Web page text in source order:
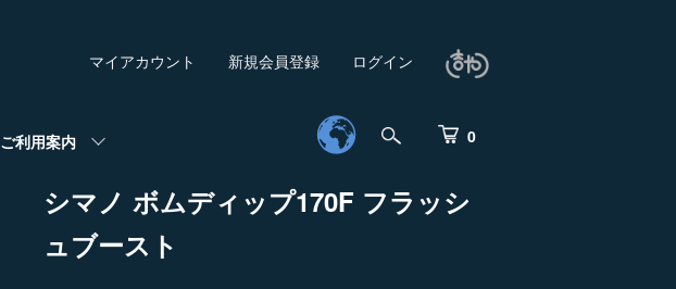
0
ご利用案内
マイアカウント 新規会員登録 ログイン
シマノ ボムディップ170F フラッシ
ュブースト